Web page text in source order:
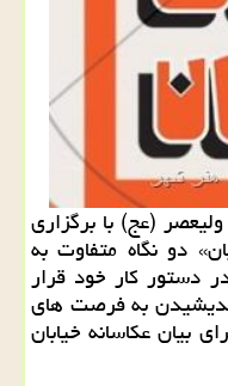
(عج) با برگزاری
دو نگاه متفاوت به
در دستور کار خود قرار
به فرصت های
بیان عکاسانه خیابان